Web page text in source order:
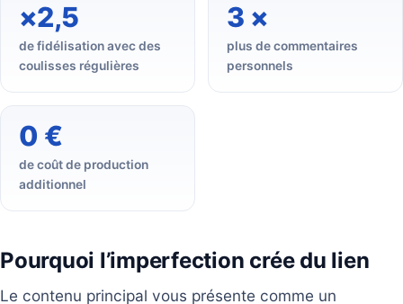
×2,5
de fidélisation avec des
coulisses régulières
3 ×
plus de commentaires
personnels
0 €
de coût de production
additionnel
Pourquoi l’imperfection crée du lien
Le contenu principal vous présente comme un